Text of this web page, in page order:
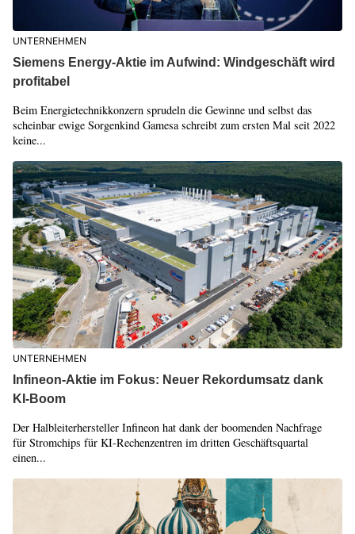
UNTERNEHMEN
Siemens Energy-Aktie im Aufwind: Windgeschäft wird
profitabel
Beim Energietechnikkonzern sprudeln die Gewinne und selbst das
scheinbar ewige Sorgenkind Gamesa schreibt zum ersten Mal seit 2022
keine...
UNTERNEHMEN
Infineon-Aktie im Fokus: Neuer Rekordumsatz dank
KI-Boom
Der Halbleiterhersteller Infineon hat dank der boomenden Nachfrage
für Stromchips für KI-Rechenzentren im dritten Geschäftsquartal
einen...